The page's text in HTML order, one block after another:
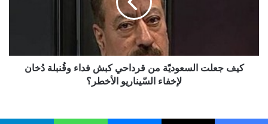
دُخان
لإخفاءكيف جعلت السعوديّة من قرداحي كبش فداء وقُنبلة دُخان
لإخفاء السّيناريو الأخطر؟